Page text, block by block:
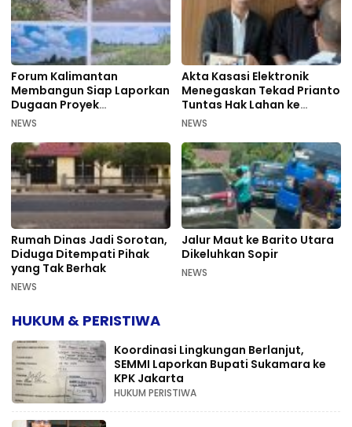
Forum Kalimantan
Membangun Siap Laporkan
Dugaan Proyek
Bermasalah PUPR Kalteng
NEWS
Akta Kasasi Elektronik
Menegaskan Tekad Prianto
Tuntas Hak Lahan ke
Mahkamah Agung
NEWS
Rumah Dinas Jadi Sorotan,
Diduga Ditempati Pihak
yang Tak Berhak
NEWS
Jalur Maut ke Barito Utara
Dikeluhkan Sopir
NEWS
HUKUM & PERISTIWA
Koordinasi Lingkungan Berlanjut,
SEMMI Laporkan Bupati Sukamara ke
KPK Jakarta
HUKUM PERISTIWA